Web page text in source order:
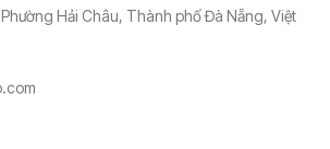
Hải Châu, Thành phố Đà Nẵng, Việt